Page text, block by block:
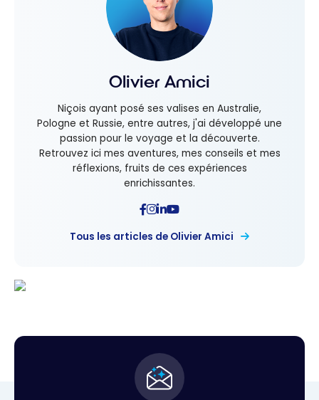
Olivier Amici
Niçois ayant posé ses valises en Australie,
Pologne et Russie, entre autres, j'ai développé une
passion pour le voyage et la découverte.
Retrouvez ici mes aventures, mes conseils et mes
réflexions, fruits de ces expériences
enrichissantes.
Tous les articles de Olivier Amici